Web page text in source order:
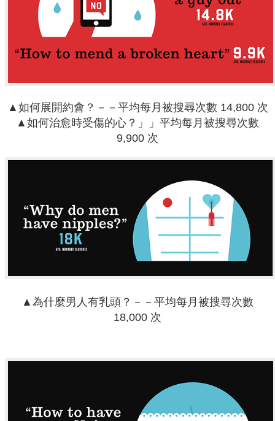
▲如何展開約會？－－平均每月被搜尋次數 14,800 次
▲如何治愈時受傷的心？」」平均每月被搜尋次數
9,900 次
▲為什麼男人有乳頭？－－平均每月被搜尋次數
18,000 次